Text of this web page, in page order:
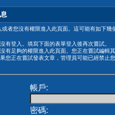
或者您沒有權限進入此頁面。這可能有如下幾
有登入。填寫下面的表單登入後再次嘗試。
有足夠的權限進入此頁面。您正在嘗試編輯
您正在嘗試發表文章，管理員可能已經禁止
帳戶:
密碼: